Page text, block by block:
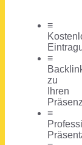
≡
≡
zu
Ihren
≡